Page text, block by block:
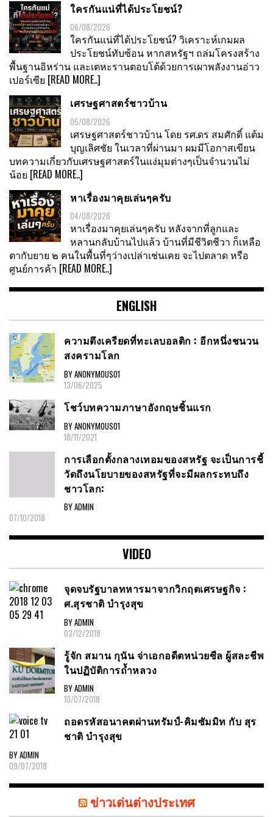
ใครกันแน่ที่ได้ประโยชน์?
06/08/2026
ใครกันแน่ที่ได้ประโยชน์? วิเคราะห์เกมผล
ประโยชน์ทับซ้อน หากสหรัฐฯ ถล่มโครงสร้าง
พื้นฐานอิหร่าน และเตหะรานตอบโต้ด้วยการเผาพลังงานอ่าว
เปอร์เซีย [READ MORE..]
เศรษฐศาสตร์ชาวบ้าน
05/08/2026
เศรษฐศาสตร์ชาวบ้าน โดย รศ.ดร สมศักดิ์ แต้ม
บุญเลิศชัย ในเวลาที่ผ่านมา ผมมีโอกาสเขียน
บทความเกี่ยวกับเศรษฐศาสตร์ในแง่มุมต่างๆเป็นจำนวนไม่
น้อย [READ MORE..]
หาเรื่องมาคุยเล่นๆครับ
04/08/2026
หาเรื่องมาคุยเล่นๆครับ หลังจากที่ลูกและ
หลานกลับบ้านไปแล้ว บ้านที่มีชีวิตชีวา ก็เหลือ
ตากับยาย ๒ คนในพื้นที่ๆว่างเปล่าเช่นเคย จะไปตลาด หรือ
ศูนย์การค้า [READ MORE..]
ENGLISH
ความตึงเครียดที่ทะเลบอลติก : อีกหนึ่งชนวน
สงครามโลก
BY ANONYMOUS01
13/06/2025
โชว์บทความภาษาอังกฤษชิ้นแรก
BY ANONYMOUS01
18/11/2021
การเลือกตั้งกลางเทอมของสหรัฐ จะเป็นการชี้
วัดถึงนโยบายของสหรัฐที่จะมีผลกระทบถึง
ชาวโลก:
BY ADMIN
07/10/2018
VIDEO
จุดจบรัฐบาลทหารมาจากวิกฤตเศรษฐกิจ :
ศ.สุรชาติ บำรุงสุข
BY ADMIN
03/12/2018
รู้จัก สมาน กุนัน จ่าเอกอดีตหน่วยซีล ผู้สละชีพ
ในปฏิบัติการถ้ำหลวง
BY ADMIN
10/07/2018
ถอดรหัสอนาคตผ่านทรัมป์-คิมซัมมิท กับ สุร
ชาติ บำรุงสุข
BY ADMIN
09/07/2018
ข่าวเด่นต่างประเทศ